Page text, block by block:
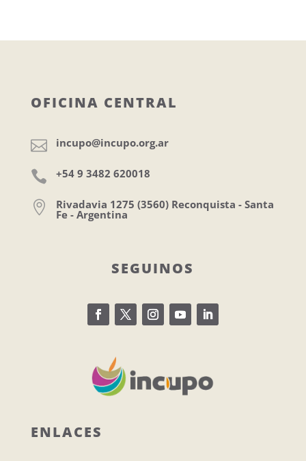
OFICINA CENTRAL
 incupo@incupo.org.ar
 +54 9 3482 620018
 Rivadavia 1275 (3560) Reconquista - Santa
Fe - Argentina
SEGUINOS
ENLACES